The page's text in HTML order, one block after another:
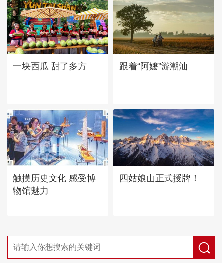
一块西瓜 甜了多方 跟着“阿嬷”游潮汕
触摸历史文化 感受博
物馆魅力
四姑娘山正式授牌！